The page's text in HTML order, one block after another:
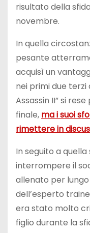
risultato della
novembre.
In quella
pesante
acquisì un
nei primi due
Assassin II” si
finale, ma i suoi
rimettere in
In seguito a
interrompere il
allenato per
dell’esperto
era stato molto
figlio durante la